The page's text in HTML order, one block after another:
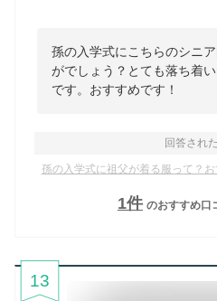
孫の入学式にこちらのシニ
がでしょう？とても落ち着
です。おすすめです！
回答され
孫の入学式に祖父が着る服って？お
1件 のおすすめ口
13